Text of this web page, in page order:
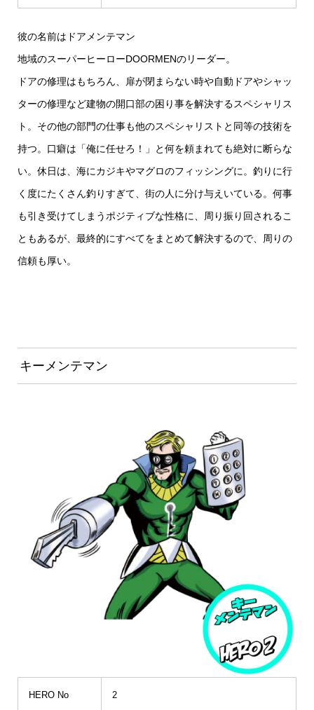
彼の名前はドアメンテマン
地域のスーパーヒーローDOORMENのリーダー。
ドアの修理はもちろん、扉が閉まらない時や自動ドアやシャッ
ターの修理など建物の開口部の困り事を解決するスペシャリス
ト。その他の部門の仕事も他のスペシャリストと同等の技術を
持つ。口癖は「俺に任せろ！」と何を頼まれても絶対に断らな
い。休日は、海にカジキやマグロのフィッシングに。釣りに行
く度にたくさん釣りすぎて、街の人に分け与えいている。何事
も引き受けてしまうポジティブな性格に、周り振り回されるこ
ともあるが、最終的にすべてをまとめて解決するので、周りの
信頼も厚い。
キーメンテマン
HERO No 2